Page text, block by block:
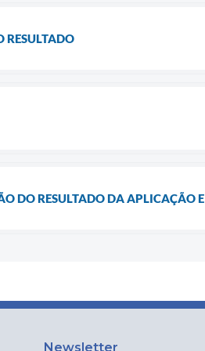
RESULTADO
DO RESULTADO DA APLICAÇÃO E
Newsletter